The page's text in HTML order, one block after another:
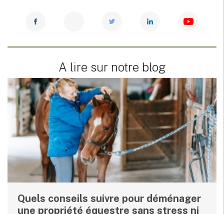
A lire sur notre blog
Quels conseils suivre pour déménager
une propriété équestre sans stress ni